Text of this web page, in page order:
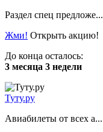
Раздел спец предложе...
Жми! Открыть акцию!
До конца осталось:
3 месяца 3 недели
Туту.ру
Авиабилеты от всех а...